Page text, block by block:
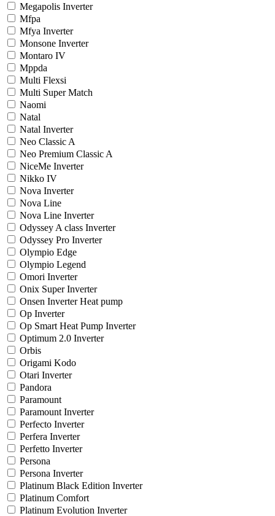
Megapolis Inverter
Mfpa
Mfya Inverter
Monsone Inverter
Montaro IV
Mppda
Multi Flexsi
Multi Super Match
Naomi
Natal
Natal Inverter
Neo Classic A
Neo Premium Classic A
NiceMe Inverter
Nikko IV
Nova Inverter
Nova Line
Nova Line Inverter
Odyssey A class Inverter
Odyssey Pro Inverter
Olympio Edge
Olympio Legend
Omori Inverter
Onix Super Inverter
Onsen Inverter Heat pump
Op Inverter
Op Smart Heat Pump Inverter
Optimum 2.0 Inverter
Orbis
Origami Kodo
Otari Inverter
Pandora
Paramount
Paramount Inverter
Perfecto Inverter
Perfera Inverter
Perfetto Inverter
Persona
Persona Inverter
Platinum Black Edition Inverter
Platinum Comfort
Platinum Evolution Inverter